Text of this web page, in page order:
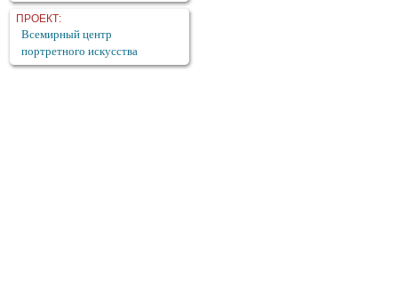
ПРОЕКТ:
Всемирный центр
портретного искусства